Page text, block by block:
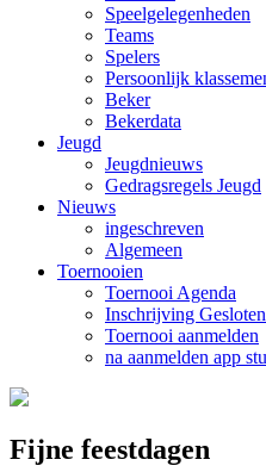
Speelgelegenheden
Teams
Spelers
Persoonlijk
Beker
Bekerdata
Jeugd
Jeugdnieuws
Gedragsregels Jeugd
Nieuws
ingeschreven
Algemeen
Toernooien
Toernooi Agenda
Inschrijving
Toernooi aanmelden
na aanmelden app
Fijne feestdagen